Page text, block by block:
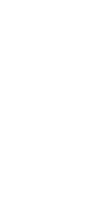
Ideálny pre